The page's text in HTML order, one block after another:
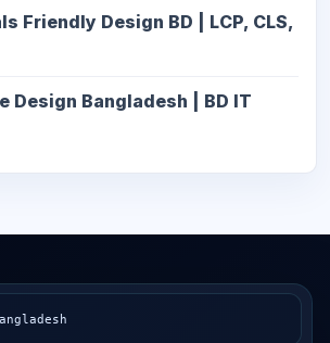
Friendly Design BD | LCP, CLS,
Design Bangladesh | BD IT